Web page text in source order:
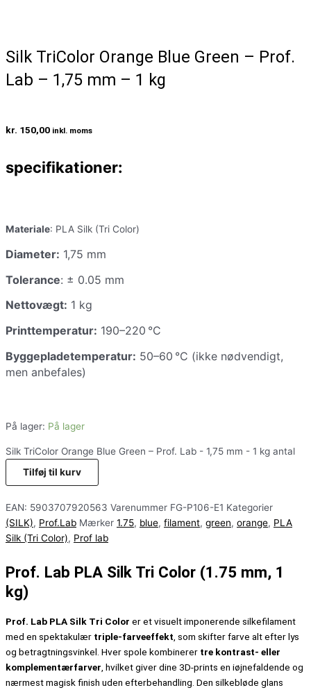
Silk TriColor Orange Blue Green – Prof.
Lab – 1,75 mm – 1 kg
kr. 150,00 inkl. moms
specifikationer:
Materiale: PLA Silk (Tri Color)
Diameter: 1,75 mm
Tolerance: ± 0.05 mm
Nettovægt: 1 kg
Printtemperatur: 190–220 °C
Byggepladetemperatur: 50–60 °C (ikke nødvendigt,
men anbefales)
På lager: På lager
Silk TriColor Orange Blue Green – Prof. Lab - 1,75 mm - 1 kg antal
Tilføj til kurv
EAN: 5903707920563 Varenummer FG-P106-E1 Kategorier
(SILK), Prof.Lab Mærker 1.75, blue, filament, green, orange, PLA
Silk (Tri Color), Prof lab
Prof. Lab PLA Silk Tri Color (1.75 mm, 1
kg)
Prof. Lab PLA Silk Tri Color er et visuelt imponerende silkefilament
med en spektakulær triple-farveeffekt, som skifter farve alt efter lys
og betragtningsvinkel. Hver spole kombinerer tre kontrast- eller
komplementærfarver, hvilket giver dine 3D-prints en iøjnefaldende og
nærmest magisk finish uden efterbehandling. Den silkebløde glans